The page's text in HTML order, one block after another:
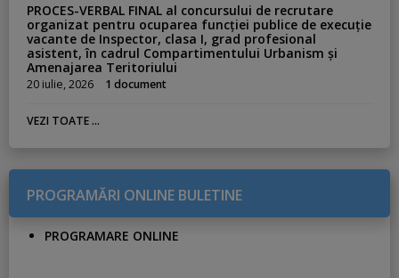
PROCES-VERBAL FINAL al concursului de recrutare
organizat pentru ocuparea funcției publice de execuție
vacante de Inspector, clasa I, grad profesional
asistent, în cadrul Compartimentului Urbanism și
Amenajarea Teritoriului
20 iulie, 2026 1 document
VEZI TOATE ...
PROGRAMĂRI ONLINE BULETINE
PROGRAMARE ONLINE